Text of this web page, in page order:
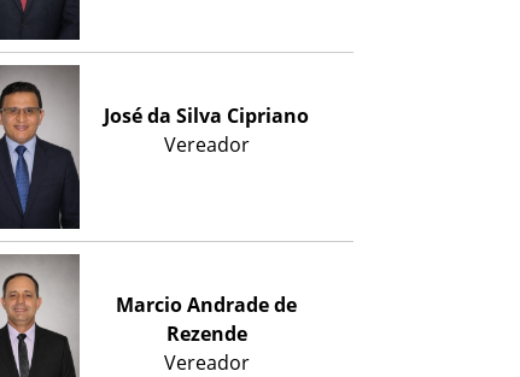
José da Silva Cipriano
Vereador
Marcio Andrade de
Rezende
Vereador